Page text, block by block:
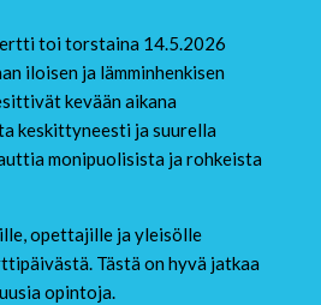
toi torstaina 14.5.2026
iloisen ja lämminhenkisen
kevään aikana
keskittyneesti ja suurella
monipuolisista ja rohkeista
opettajille ja yleisölle
Tästä on hyvä jatkaa
opintoja.